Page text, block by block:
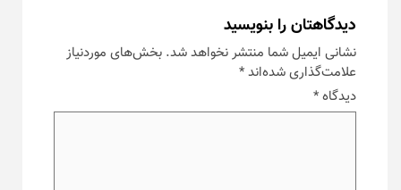
دیدگاهتان را بنویسید
نشانی ایمیل شما منتشر نخواهد شد. بخش‌های موردنیاز
علامت‌گذاری شده‌اند*
دیدگاه*